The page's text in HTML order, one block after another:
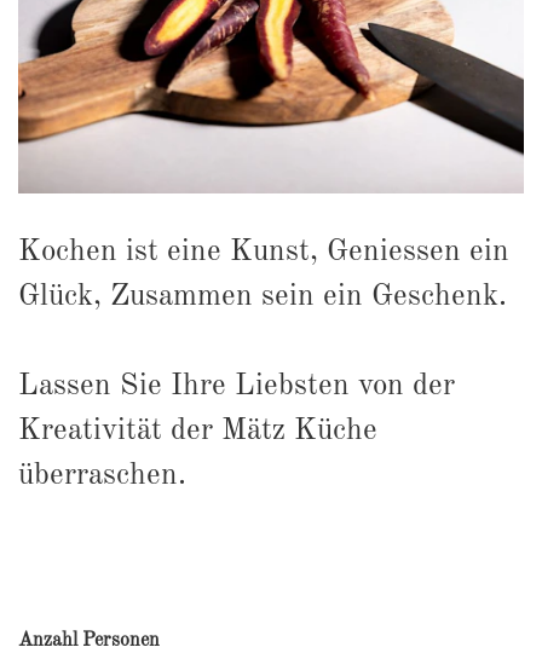
Kochen ist eine Kunst, Geniessen ein
Glück, Zusammen sein ein Geschenk.
Lassen Sie Ihre Liebsten von der
Kreativität der Mätz Küche
überraschen.
Anzahl Personen